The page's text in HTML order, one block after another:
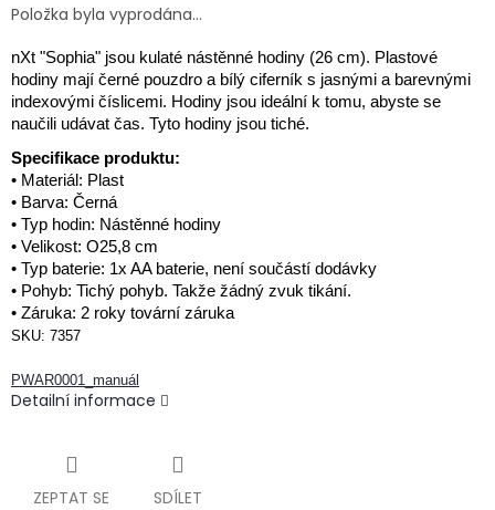
Položka byla vyprodána…
nXt "Sophia" jsou kulaté nástěnné hodiny (26 cm). Plastové
hodiny mají černé pouzdro a bílý ciferník s jasnými a barevnými
indexovými číslicemi. Hodiny jsou ideální k tomu, abyste se
naučili udávat čas. Tyto hodiny jsou tiché.
Specifikace produktu:
• Materiál: Plast
• Barva: Černá
• Typ hodin: Nástěnné hodiny
• Velikost: O25,8 cm
• Typ baterie: 1x AA baterie, není součástí dodávky
• Pohyb: Tichý pohyb. Takže žádný zvuk tikání.
• Záruka: 2 roky tovární záruka
SKU: 7357
PWAR0001_manuál
Detailní informace
ZEPTAT SE SDÍLET